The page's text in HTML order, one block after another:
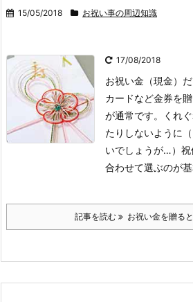
15/05/2018 お祝い事の周辺知識
17/08/2018
お祝い金（現金）
カードなど金券を
が通常です。くれ
たりしないように
いでしょうが…） 祝
合わせて選ぶのが
記事を読む お祝い金を贈る